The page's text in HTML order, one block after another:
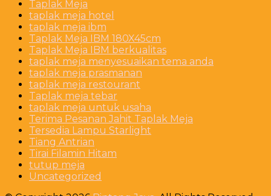
Taplak Meja
taplak meja hotel
taplak meja ibm
Taplak Meja IBM 180X45cm
Taplak Meja IBM berkualitas
taplak meja menyesuaikan tema anda
taplak meja prasmanan
taplak meja restourant
Taplak meja tebar
taplak meja untuk usaha
Terima Pesanan Jahit Taplak Meja
Tersedia Lampu Starlight
Tiang Antrian
Tirai Filamin Hitam
tutup meja
Uncategorized